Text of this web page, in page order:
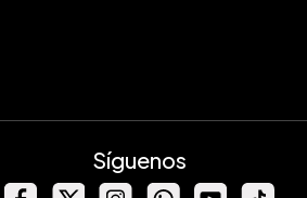
Síguenos